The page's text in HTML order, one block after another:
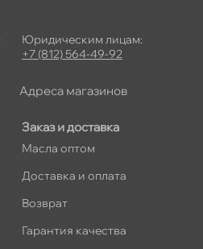
Заказ и доставка
Масла оптом
Доставка и оплата
озврат
Гарантия качества
Юридическим лицам:
+7 (812) 564-49-92
Адреса магазино